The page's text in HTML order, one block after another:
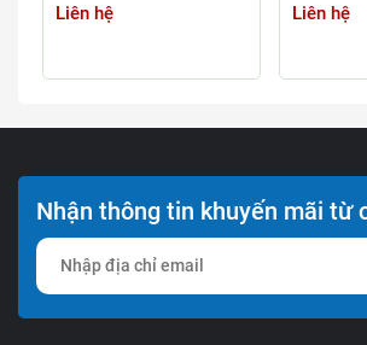
Liên hệ Liên hệ
Nhận thông tin khuyến mãi từ